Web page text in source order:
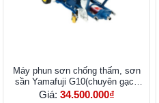
Máy phun sơn chống thấm, sơn
sần Yamafuji G10(chuyên gạch
không nung)
Giá: 34.500.000₫